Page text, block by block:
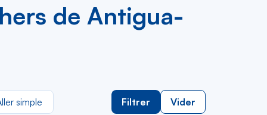
de Antigua-
simple Filtrer Vider